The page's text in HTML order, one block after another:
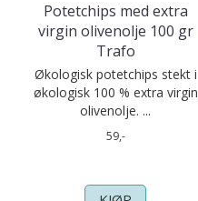
Potetchips med extra
virgin olivenolje 100 gr
Trafo
Økologisk potetchips stekt i
økologisk 100 % extra virgin
olivenolje. ...
59,-